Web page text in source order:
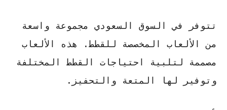
تتوفر في السوق السعودي مجموعة واسعة
من الألعاب المخصصة للقطط. هذه الألعاب
مصممة لتلبية احتياجات القطط المختلفة
وتوفير لها المتعة والتحفيز.